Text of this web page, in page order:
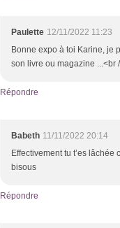
Paulette 12/11/2022 11:23
Bonne expo à toi Karine, je
son livre ou magazine ...<br
Répondre
Babeth 11/11/2022 20:14
Effectivement tu t’es
bisous
Répondre